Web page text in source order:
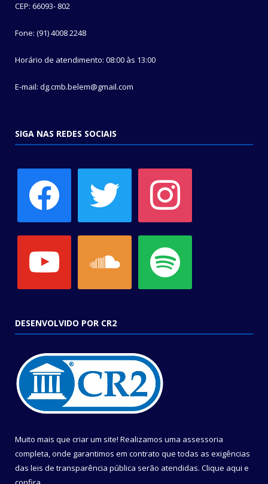
CEP: 66093- 802
Fone: (91) 4008 2248
Horário de atendimento: 08:00 às 13:00
E-mail: dg.cmb.belem@gmail.com
SIGA NAS REDES SOCIAIS
DESENVOLVIDO POR CR2
Muito mais que criar um site! Realizamos uma assessoria
completa, onde garantimos em contrato que todas as exigências
das leis de transparência pública serão atendidas. Clique aqui e